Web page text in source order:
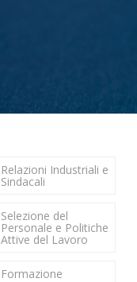
Relazioni Industriali e
Sindacali
Selezione del
Personale e Politiche
Attive del Lavoro
Formazione